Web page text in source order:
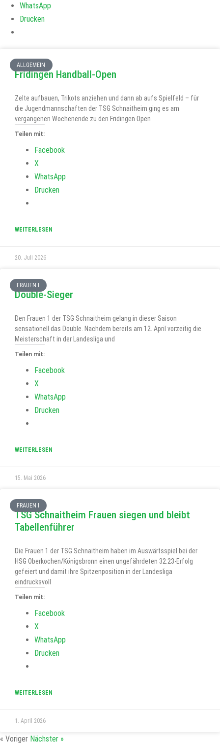
WhatsApp
Drucken
ALLGEMEIN
Fridingen Handball-Open
Zelte aufbauen, Trikots anziehen und dann ab aufs Spielfeld – für
die Jugendmannschaften der TSG Schnaitheim ging es am
vergangenen Wochenende zu den Fridingen Open
Teilen mit:
Facebook
X
WhatsApp
Drucken
WEITERLESEN
20. Juli 2026
FRAUEN I
Double-Sieger
Den Frauen 1 der TSG Schnaitheim gelang in dieser Saison
sensationell das Double. Nachdem bereits am 12. April vorzeitig die
Meisterschaft in der Landesliga und
Teilen mit:
Facebook
X
WhatsApp
Drucken
WEITERLESEN
15. Mai 2026
FRAUEN I
TSG Schnaitheim Frauen siegen und bleibt
Tabellenführer
Die Frauen 1 der TSG Schnaitheim haben im Auswärtsspiel bei der
HSG Oberkochen/Königsbronn einen ungefährdeten 32:23-Erfolg
gefeiert und damit ihre Spitzenposition in der Landesliga
eindrucksvoll
Teilen mit:
Facebook
X
WhatsApp
Drucken
WEITERLESEN
1. April 2026
« Voriger Nächster »